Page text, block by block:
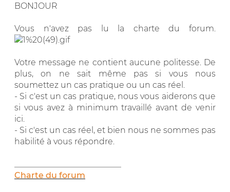
BONJOUR
Vous n'avez pas lu la charte du forum.
Votre message ne contient aucune politesse. De
plus, on ne sait même pas si vous nous
soumettez un cas pratique ou un cas réel.
- Si c'est un cas pratique, nous vous aiderons que
si vous avez à minimum travaillé avant de venir
ici.
- Si c'est un cas réel, et bien nous ne sommes pas
habilité à vous répondre.
Charte du forum